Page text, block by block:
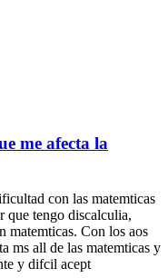
me afecta la
con las matemticas
que tengo discalculia,
matemticas. Con los aos
ms all de las matemticas y
y difcil acept